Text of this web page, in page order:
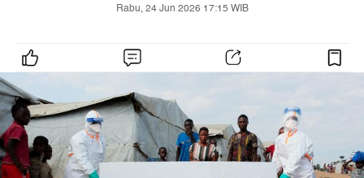
Rabu, 24 Jun 2026 17:15 WIB